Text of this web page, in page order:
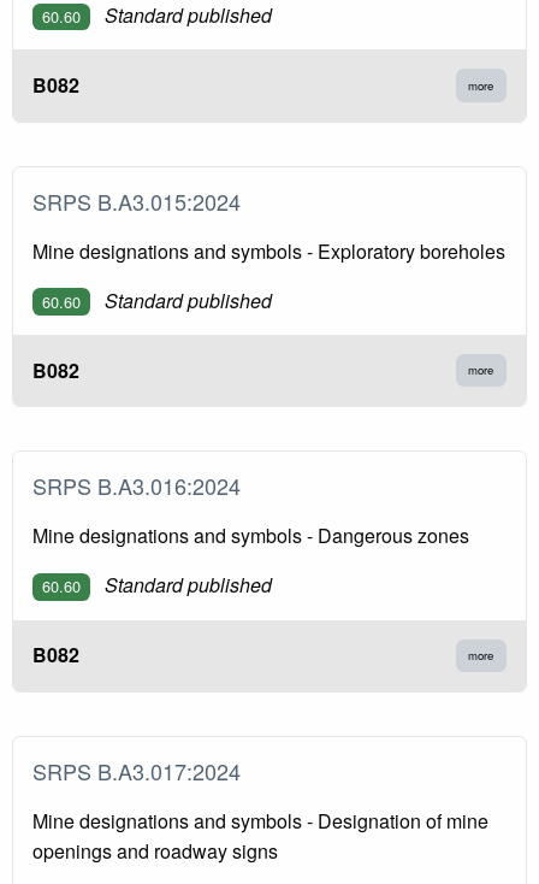
60.60 Standard published
B082 more
SRPS B.A3.015:2024
Mine designations and symbols - Exploratory boreholes
60.60 Standard published
B082 more
SRPS B.A3.016:2024
Mine designations and symbols - Dangerous zones
60.60 Standard published
B082 more
SRPS B.A3.017:2024
Mine designations and symbols - Designation of mine
openings and roadway signs